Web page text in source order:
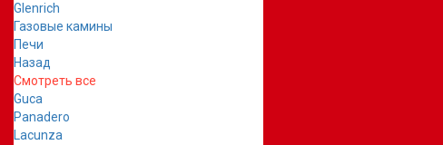
Glenrich
Газовые камины
Печи
Назад
Смотреть все
Guca
Panadero
Lacunza